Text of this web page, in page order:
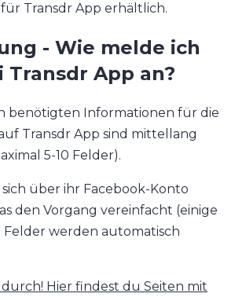
Transdr App erhältlich.
- Wie melde ich
Transdr App an?
benötigten Informationen für die
Transdr App sind mittellang
5-10 Felder).
über ihr Facebook-Konto
den Vorgang vereinfacht (einige
werden automatisch
Hier findest du Seiten mit